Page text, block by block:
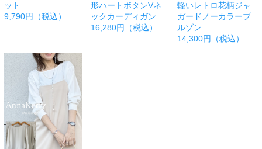
ット
9,790円（税込）
形ハートボタンVネ
ックカーディガン
16,280円（税込）
軽いレトロ花柄ジャ
ガードノーカラーブ
ルゾン
14,300円（税込）